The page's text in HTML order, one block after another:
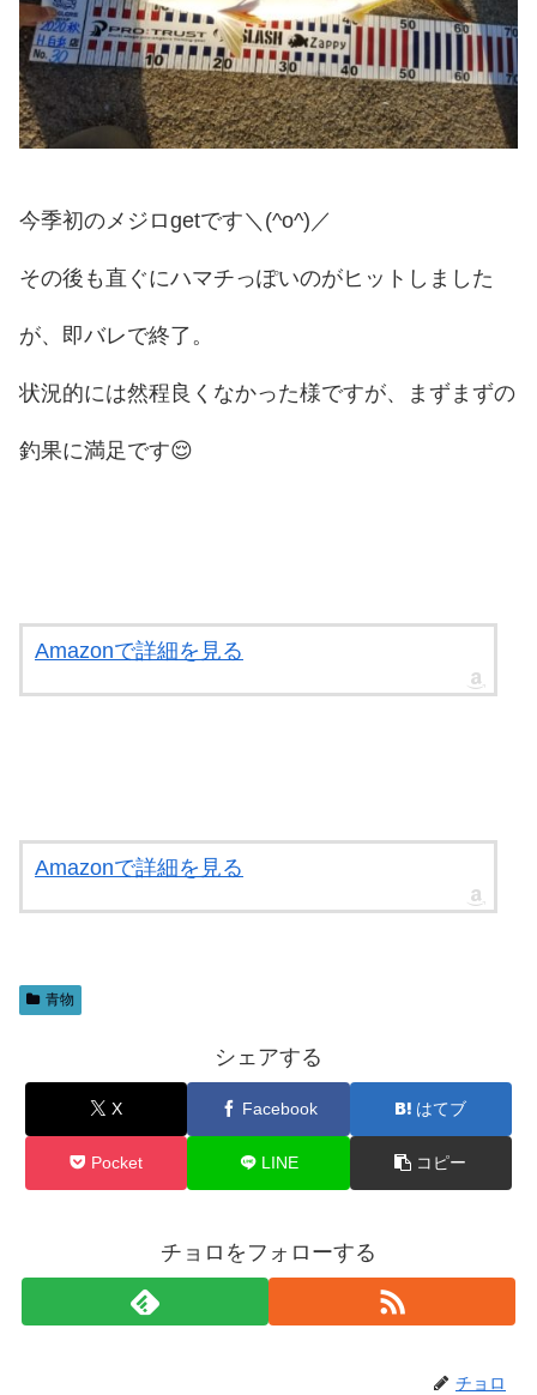
今季初のメジロgetです＼(^o^)／
その後も直ぐにハマチっぽいのがヒットしました
が、即バレで終了。
状況的には然程良くなかった様ですが、まずまずの
釣果に満足です😌
Amazonで詳細を見る
Amazonで詳細を見る
青物
シェアする
X Facebook はてブ
Pocket LINE コピー
チョロをフォローする
チョロ